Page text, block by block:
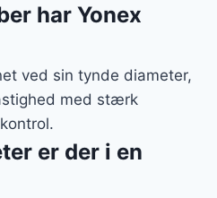
har Yonex
ved sin tynde diameter,
med stærk
er der i en